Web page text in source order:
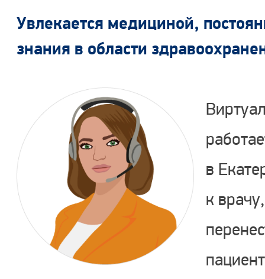
Увлекается медициной,
знания в области
в
к